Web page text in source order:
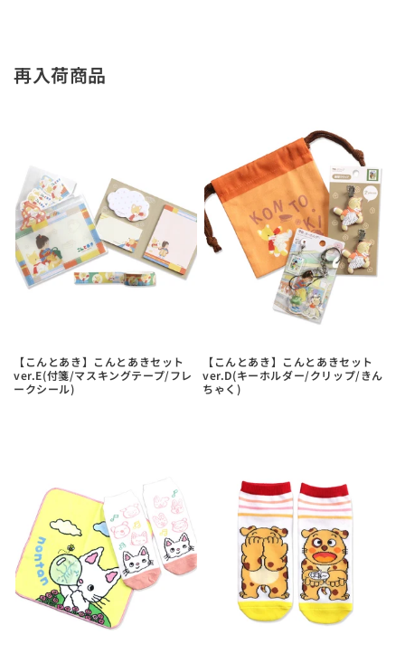
再入荷商品
【こんとあき】こんとあきセット
ver.E(付箋/マスキングテープ/フレ
ークシール)
【こんとあき】こんとあきセット
ver.D(キーホルダー/クリップ/きん
ちゃく)